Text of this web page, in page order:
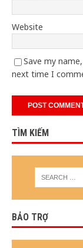
Website
Save my
next time I
TÌM KIẾM
BẢO TRỢ